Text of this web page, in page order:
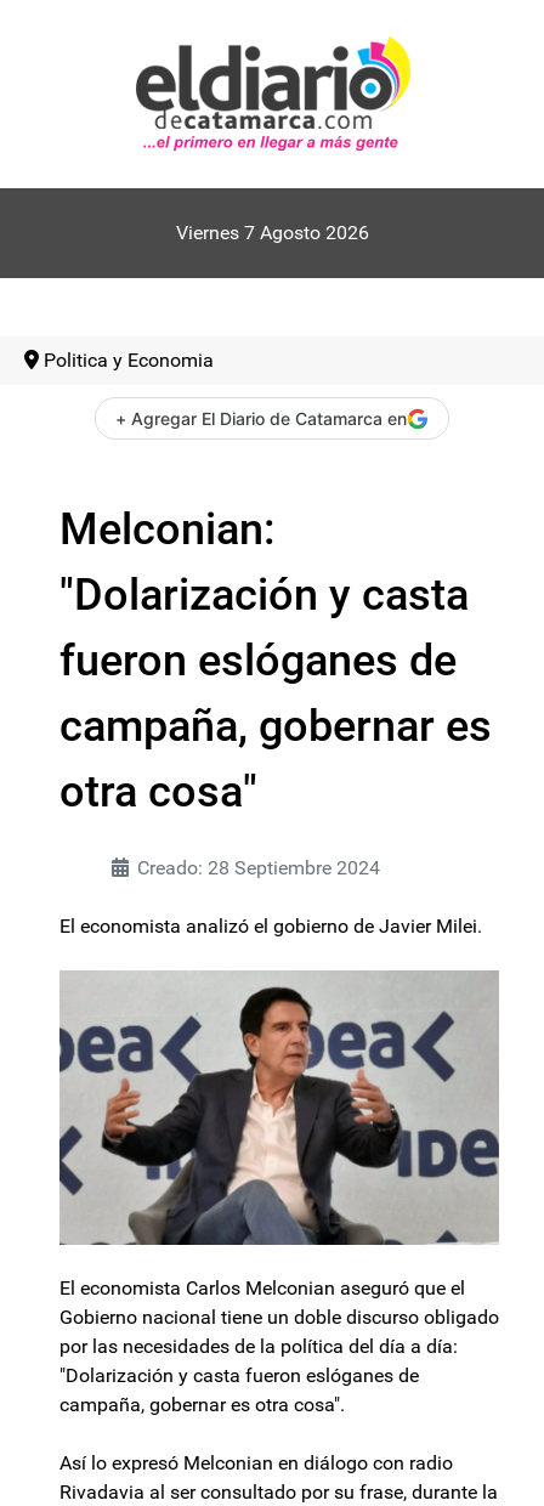
Viernes 7 Agosto 2026
Politica y Economia
+ Agregar El Diario de Catamarca en
Melconian:
"Dolarización y casta
fueron eslóganes de
campaña, gobernar es
otra cosa"
Creado: 28 Septiembre 2024
El economista analizó el gobierno de Javier Milei.
El economista Carlos Melconian aseguró que el
Gobierno nacional tiene un doble discurso obligado
por las necesidades de la política del día a día:
"Dolarización y casta fueron eslóganes de
campaña, gobernar es otra cosa".
Así lo expresó Melconian en diálogo con radio
Rivadavia al ser consultado por su frase, durante la